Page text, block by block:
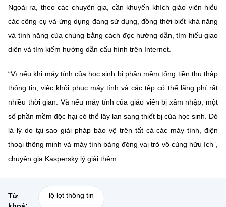
Ngoài ra, theo các chuyên gia, cần khuyến khích giáo viên hiểu
các công cụ và ứng dụng đang sử dụng, đồng thời biết khả năng
và tính năng của chúng bằng cách đọc hướng dẫn, tìm hiểu giao
diện và tìm kiếm hướng dẫn cấu hình trên Internet.
“Vì nếu khi máy tính của học sinh bị phần mềm tống tiền thu thập
thông tin, việc khôi phục máy tính và các tệp có thể lãng phí rất
nhiều thời gian. Và nếu máy tính của giáo viên bị xâm nhập, một
số phần mềm độc hại có thể lây lan sang thiết bị của học sinh. Đó
là lý do tại sao giải pháp bảo vệ trên tất cả các máy tính, điện
thoại thông minh và máy tính bảng đóng vai trò vô cùng hữu ích”,
chuyên gia Kaspersky lý giải thêm.
Từ
lộ lọt thông tin